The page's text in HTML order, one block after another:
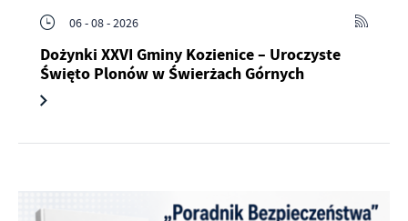
06 - 08 - 2026
Dożynki XXVI Gminy Kozienice – Uroczyste
Święto Plonów w Świerżach Górnych